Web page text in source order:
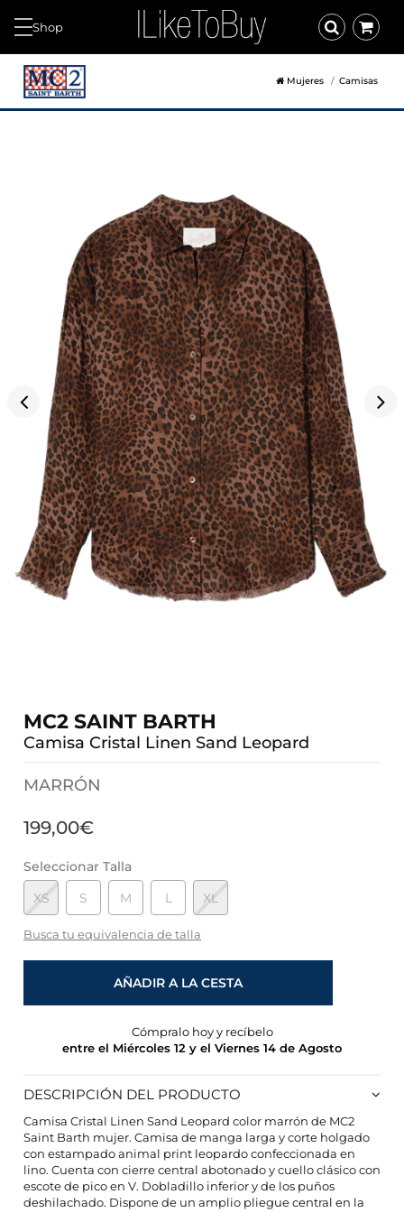
Shop
Mujeres Camisas
MC2 SAINT BARTH
Camisa Cristal Linen Sand Leopard
MARRÓN
199,00€
Seleccionar Talla
XS
S M L XL
Busca tu equivalencia de talla
AÑADIR A LA CESTA
Cómpralo hoy y recíbelo
entre el Miércoles 12 y el Viernes 14 de Agosto
DESCRIPCIÓN DEL PRODUCTO
Camisa Cristal Linen Sand Leopard color marrón de MC2
Saint Barth mujer. Camisa de manga larga y corte holgado
con estampado animal print leopardo confeccionada en
lino. Cuenta con cierre central abotonado y cuello clásico con
escote de pico en V. Dobladillo inferior y de los puños
deshilachado. Dispone de un amplio pliegue central en la
CONFIGURACIÓN DE COOKIES